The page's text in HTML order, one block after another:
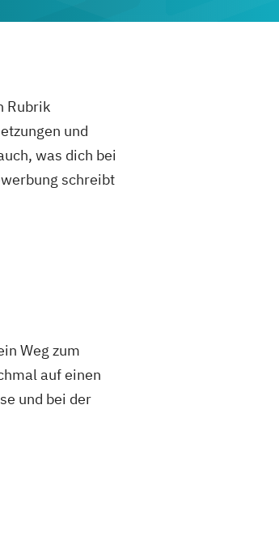
Rubrik
und
was dich bei
schreibt
Weg zum
auf einen
und bei der